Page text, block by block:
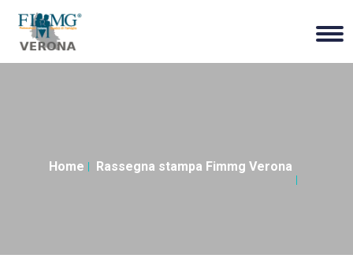
Home Rassegna stampa Fimmg Verona